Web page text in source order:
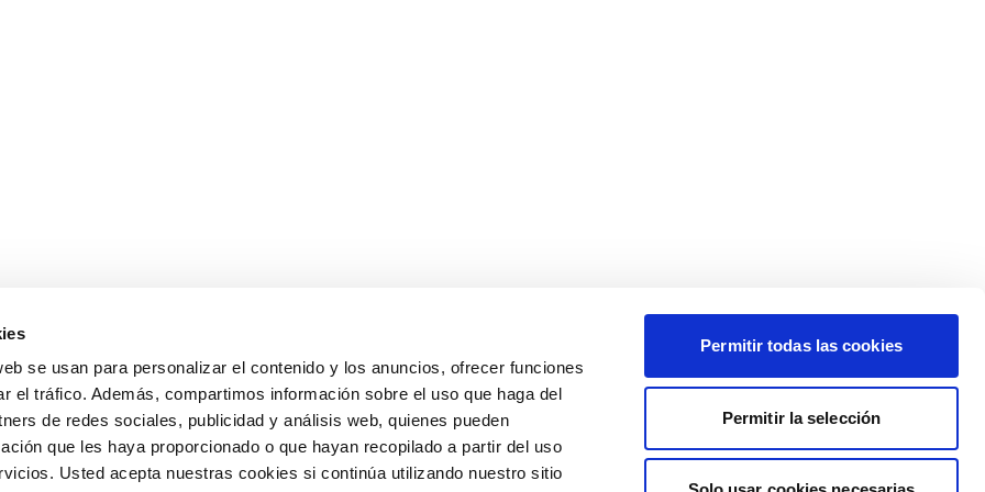
se usan para personalizar el contenido y los anuncios, ofrecer funciones
el tráfico. Además, compartimos información sobre el uso que haga del
de redes sociales, publicidad y análisis web, quienes pueden
que les haya proporcionado o que hayan recopilado a partir del uso
Usted acepta nuestras cookies si continúa utilizando nuestro sitio
Permitir todas las cookies
Permitir la selección